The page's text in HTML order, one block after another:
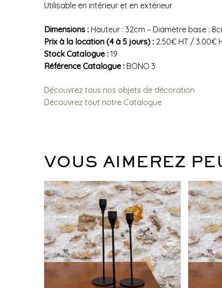
Utilisable en intérieur et en extérieur
Dimensions : Hauteur : 32cm – Diamètre base :
Prix à la location (4 à 5 jours) : 2.50€ HT / 3.00€
Stock Catalogue : 19
Référence Catalogue : BONO 3
Découvrez tous nos objets de décoration
Découvrez tout notre Catalogue
VOUS AIMEREZ